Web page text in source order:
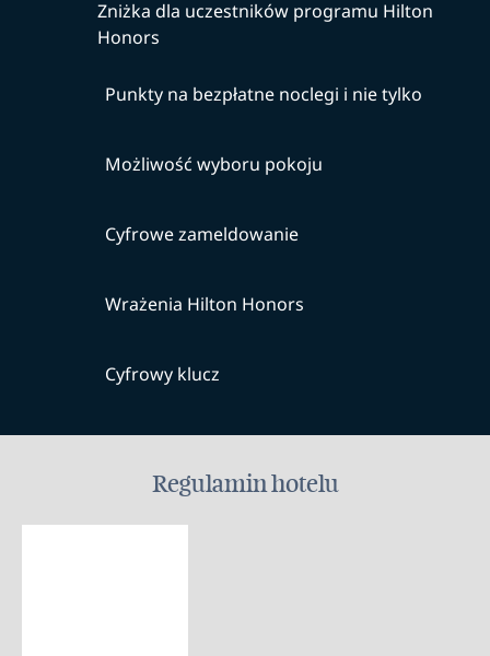
Zniżka dla uczestników programu Hilton
Honors
Punkty na bezpłatne noclegi i nie tylko
Możliwość wyboru pokoju
Cyfrowe zameldowanie
Wrażenia Hilton Honors
Cyfrowy klucz
Regulamin hotelu